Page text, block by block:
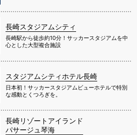
長崎スタジアムシティ
長崎駅から徒歩約10分！サッカースタジアムを中
心とした大型複合施設
スタジアムシティホテル長崎
日本初！サッカースタジアムビューホテルで特別
な感動とくつろぎを。
長崎リゾートアイランド
パサージュ琴海